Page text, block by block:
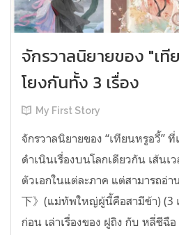
จักรวาลนิยายของ "เที
โยงกันทั้ง 3 เรื่อง
My First Story
จักรวาลนิยายของ “เทียนหรูอวี้” ที่
ดำเนินเรื่องบนโลกเดียวกัน เส้นเ
ตัวเอกในแต่ละภาค แต่สามารถอ่า
下》(แม่ทัพใหญ่ผู้นี้คือสามีข้า) (3
ก่อน เล่าเรื่องของ ฝูถิง กับ หลี่ชีฉื